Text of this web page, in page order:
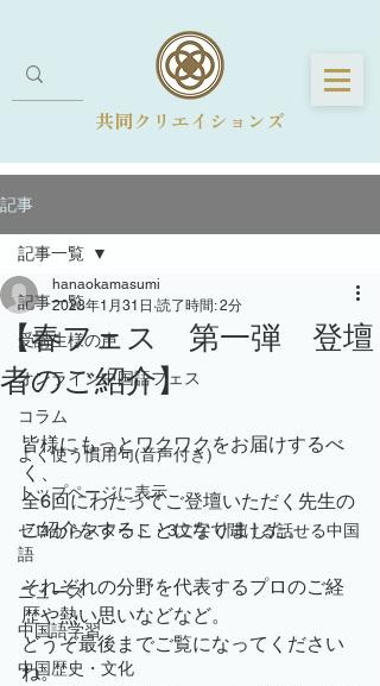
共同クリエイションズ
記事
記事一覧
受講生様の声
オンライン中国語フェス
コラム
よく使う慣用句(音声付き)
トップページに表示
ゼロからスタート・3文字で聞ける話せる中国
語
ニュース
中国語学習
中国歴史・文化
記事一覧
【春フェス 第一弾 登壇
者のご紹介】
hanaokamasumi
2023年1月31日 読了時間: 2分
皆様にもっとワクワクをお届けするべ
く、
全6回にわたってご登壇いただく先生の
ご紹介をすることになりました。
それぞれの分野を代表するプロのご経
歴や熱い思いなどなど。
どうぞ最後までご覧になってください
ね。